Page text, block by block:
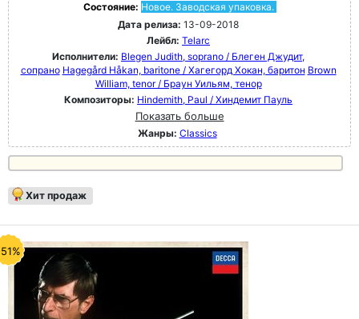
Состояние: Новое. Заводская упаковка.
Дата релиза: 13-09-2018
Лейбл: Telarc
Исполнители: Blegen Judith, soprano / Блеген Джудит,
сопрано Hagegård Håkan, baritone / Хагегорд Хокан, баритон Brown
William, tenor / Браун Уильям, тенор
Композиторы: Hindemith, Paul / Хиндемит Пауль
Показать больше
Жанры: Classics
Хит продаж